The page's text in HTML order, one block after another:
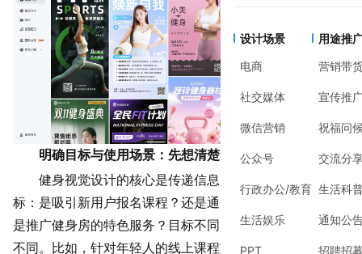
设计场景
电商
社交媒体
微信营销
公众号
行政办公/教育
生活娱乐
PPT
用途推
营销带
宣传推
祝福问
交流分
生活科
通知公
招聘招
明确目标与使用场景：先想清楚“给谁看”“在哪看”
健身视觉设计的核心是传递信息，所以第一步要明确目
标：是吸引新用户报名课程？还是通知老会员活动时间？或
是推广健身房的特色服务？目标不同，设计重点和风格也会
不同。比如，针对年轻人 的线上课程宣传图，可以用更活泼